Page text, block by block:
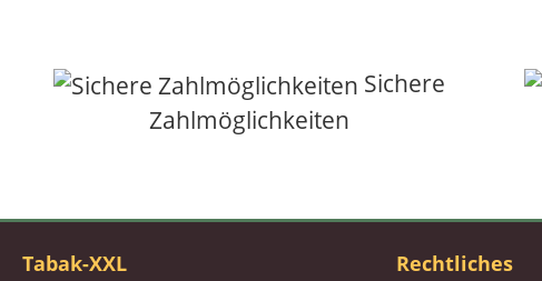
Sichere
Zahlmöglichkeiten
Tabak-XXL Rechtliches